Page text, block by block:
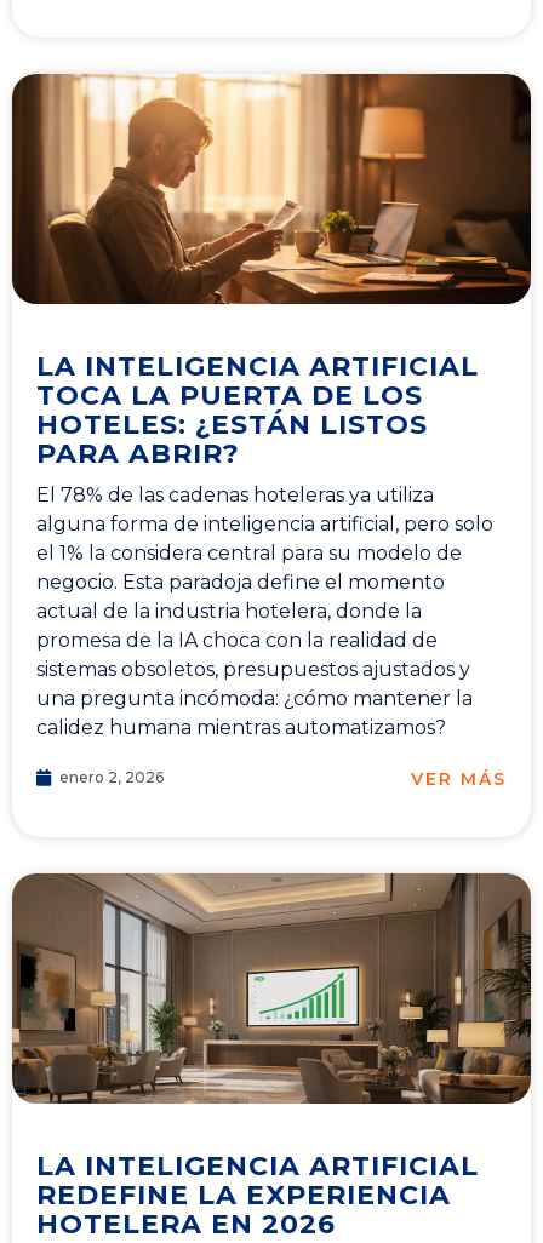
LA INTELIGENCIA ARTIFICIAL
TOCA LA PUERTA DE LOS
HOTELES: ¿ESTÁN LISTOS
PARA ABRIR?
El 78% de las cadenas hoteleras ya utiliza
alguna forma de inteligencia artificial, pero solo
el 1% la considera central para su modelo de
negocio. Esta paradoja define el momento
actual de la industria hotelera, donde la
promesa de la IA choca con la realidad de
sistemas obsoletos, presupuestos ajustados y
una pregunta incómoda: ¿cómo mantener la
calidez humana mientras automatizamos?
enero 2, 2026 VER MÁS
LA INTELIGENCIA ARTIFICIAL
REDEFINE LA EXPERIENCIA
HOTELERA EN 2026